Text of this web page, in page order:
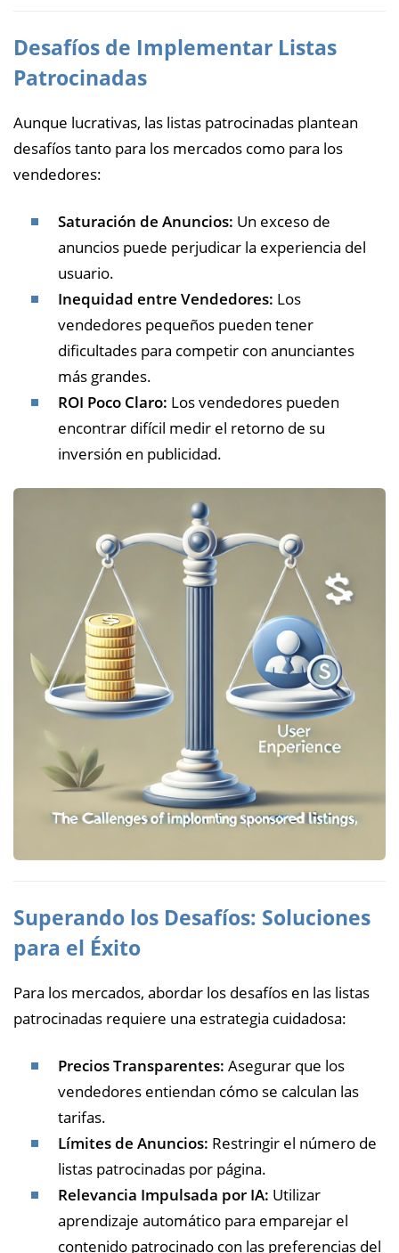
Desafíos de Implementar Listas
Patrocinadas
Aunque lucrativas, las listas patrocinadas plantean
desafíos tanto para los mercados como para los
vendedores:
Saturación de Anuncios: Un exceso de
anuncios puede perjudicar la experiencia del
usuario.
Inequidad entre Vendedores: Los
vendedores pequeños pueden tener
dificultades para competir con anunciantes
más grandes.
ROI Poco Claro: Los vendedores pueden
encontrar difícil medir el retorno de su
inversión en publicidad.
Superando los Desafíos: Soluciones
para el Éxito
Para los mercados, abordar los desafíos en las listas
patrocinadas requiere una estrategia cuidadosa:
Precios Transparentes: Asegurar que los
vendedores entiendan cómo se calculan las
tarifas.
Límites de Anuncios: Restringir el número de
listas patrocinadas por página.
Relevancia Impulsada por IA: Utilizar
aprendizaje automático para emparejar el
contenido patrocinado con las preferencias del